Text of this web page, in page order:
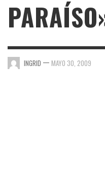
INGRID — MAYO 30, 2009